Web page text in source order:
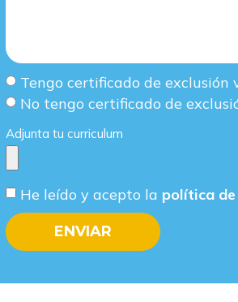
Tengo certificado de exclusión
No tengo certificado de
Adjunta tu curriculum
He leído y acepto la política
ENVIAR